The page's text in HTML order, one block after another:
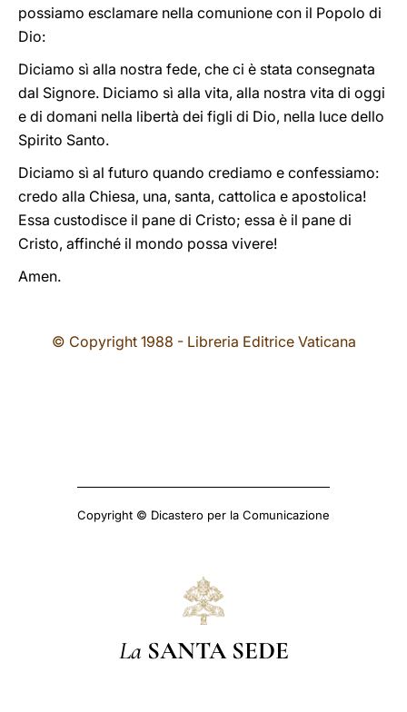
possiamo esclamare nella comunione con il Popolo di
Dio:
Diciamo sì alla nostra fede, che ci è stata consegnata
dal Signore. Diciamo sì alla vita, alla nostra vita di oggi
e di domani nella libertà dei figli di Dio, nella luce dello
Spirito Santo.
Diciamo sì al futuro quando crediamo e confessiamo:
credo alla Chiesa, una, santa, cattolica e apostolica!
Essa custodisce il pane di Cristo; essa è il pane di
Cristo, affinché il mondo possa vivere!
Amen.
© Copyright 1988 - Libreria Editrice Vaticana
Copyright © Dicastero per la Comunicazione
La SANTA SEDE